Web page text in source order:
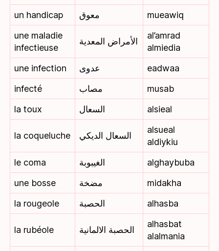
un handicap
معوق
mueawiq
une maladie
infectieuse
الأمراض المعدية
al’amrad
almiedia
une infection
عدوى
eadwaa
infecté
مصاب
musab
la toux
السعال alsieal
la coqueluche السعال الديكي
alsueal
aldiykiu
le coma
الغيبوبة
alghaybuba
une bosse
مضخة
midakha
la rougeole
الحصبة alhasba
la rubéole الحصبة الالمانية
alhasbat
alalmania